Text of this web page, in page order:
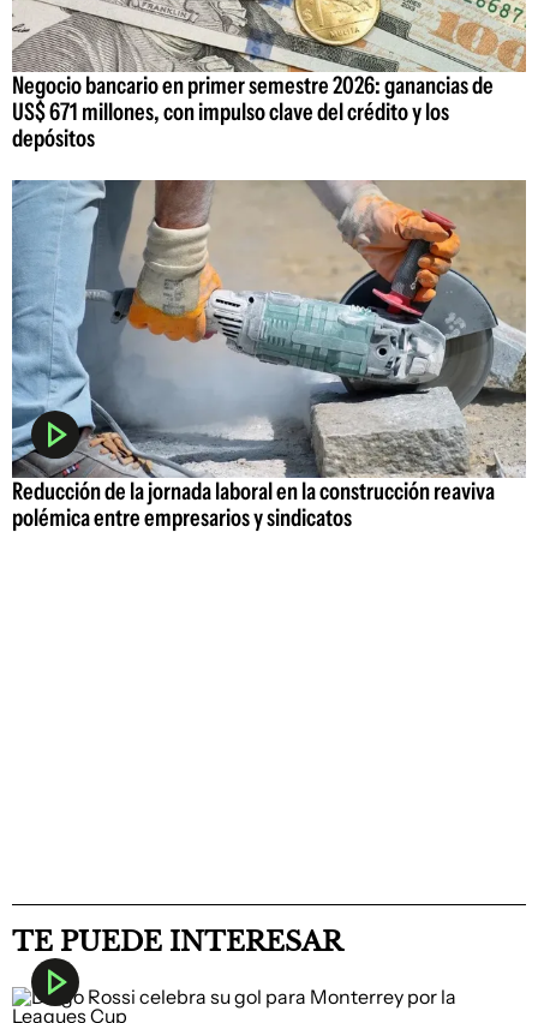
Negocio bancario en primer semestre 2026: ganancias de
US$ 671 millones, con impulso clave del crédito y los
depósitos
Reducción de la jornada laboral en la construcción reaviva
polémica entre empresarios y sindicatos
TE PUEDE INTERESAR